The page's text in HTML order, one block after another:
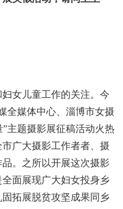
女儿童工作的关注。今
全媒体中心、淄博市女摄
”主题摄影展征稿活动火热
广大摄影工作者者、摄
。之所以开展这次摄影
面展现广大妇女投身乡
拓展脱贫攻坚成果同乡